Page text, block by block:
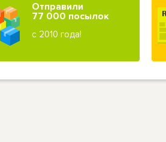
Отправили
77 000 посылок
с 2010 года!